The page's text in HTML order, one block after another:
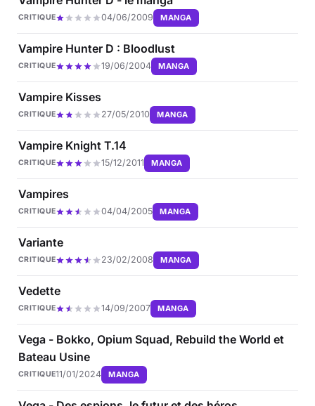
CRITIQUE 04/06/2009 MANGA
Vampire Hunter D : Bloodlust
CRITIQUE 19/06/2004 MANGA
Vampire Kisses
CRITIQUE 27/05/2010 MANGA
Vampire Knight T.14
CRITIQUE 15/12/2011 MANGA
Vampires
CRITIQUE 04/04/2005 MANGA
Variante
CRITIQUE 23/02/2008 MANGA
Vedette
CRITIQUE 14/09/2007 MANGA
Vega - Bokko, Opium Squad, Rebuild the World et
Bateau Usine
CRITIQUE11/01/2024 MANGA